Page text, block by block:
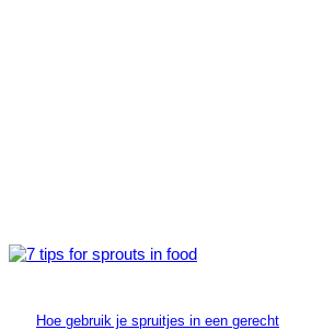
Hoe gebruik je spruitjes in een gerecht